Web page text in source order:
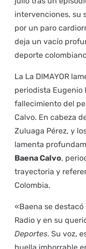
intervenciones, su
por un paro
deja un vacío
deporte
La La DIMAYOR
periodista Eugenio
fallecimiento del
Calvo. En cabeza
Zuluaga Pérez, y
lamenta
Baena Calvo,
trayectoria y
Colombia.
«Baena se
Radio y en su
Deportes. Su voz,